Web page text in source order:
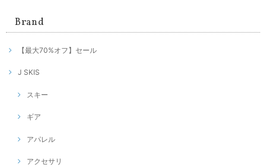
Brand
【最大70%オフ】セール
J SKIS
スキー
ギア
アパレル
アクセサリ